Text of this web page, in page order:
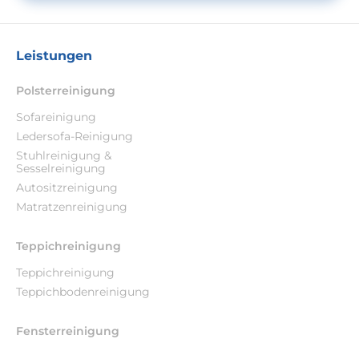
Leistungen
Polsterreinigung
Sofareinigung
Ledersofa-Reinigung
Stuhlreinigung &
Sesselreinigung
Autositzreinigung
Matratzenreinigung
Teppichreinigung
Teppichreinigung
Teppichbodenreinigung
Fensterreinigung